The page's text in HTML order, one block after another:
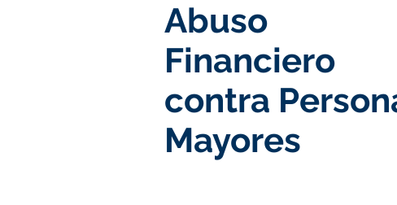
Abuso
Financiero
contra
Mayores